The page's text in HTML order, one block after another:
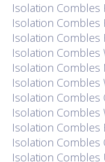
Isolation Combles
Isolation Combles
Isolation Combles
Isolation Combles
Isolation Combles
Isolation Combles
Isolation Combles
Isolation Combles
Isolation Combles
Isolation Combles
Isolation Combles